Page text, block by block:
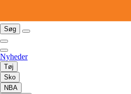
Søg
Nyheder
Tøj
Sko
NBA